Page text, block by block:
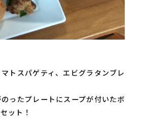
トスパゲティ、エビグラタンブレ
ったプレートにスープが付いたボ
ット！